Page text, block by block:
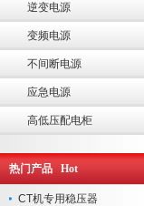
逆变电源
变频电源
不间断电源
应急电源
高低压配电柜
热门产品 Hot
CT机专用稳压器